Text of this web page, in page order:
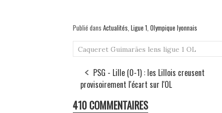
Publié dans Actualités Ligue 1 Olympique lyonnais
Caqueret Guimarães lens ligue 1 OL
PSG - Lille (0-1) : les Lillois creusent
provisoirement l'écart sur l'OL
410 COMMENTAIRES